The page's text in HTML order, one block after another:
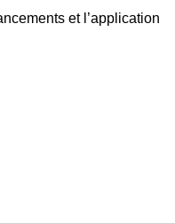
et l’application